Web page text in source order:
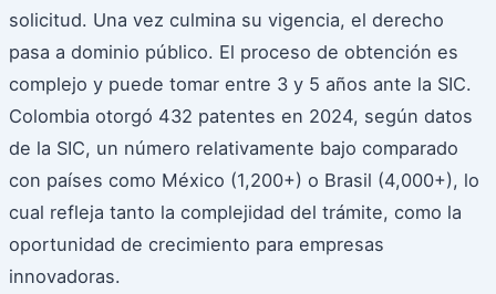
solicitud. Una vez culmina su vigencia, el derecho
pasa a dominio público. El proceso de obtención es
complejo y puede tomar entre 3 y 5 años ante la SIC.
Colombia otorgó 432 patentes en 2024, según datos
de la SIC, un número relativamente bajo comparado
con países como México (1,200+) o Brasil (4,000+), lo
cual refleja tanto la complejidad del trámite, como la
oportunidad de crecimiento para empresas
innovadoras.